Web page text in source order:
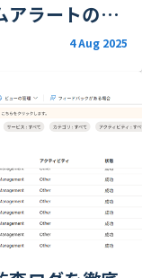
アラートの作
4 Aug 2025